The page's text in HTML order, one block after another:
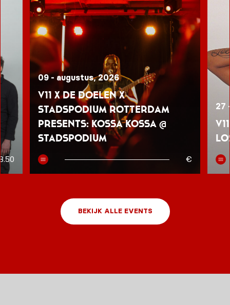
09 - augustus, 2026
V11 x De Doelen x
Stadspodium Rotterdam
presents: Kossa Kossa @
Stadspodium
€
27
BEKIJK ALLE EVENTS